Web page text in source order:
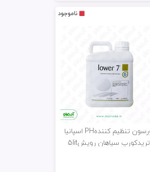
ناموجود
لورسون تنظیم کنندهPH اسپانیا
تریدکورپ سپاهان رویش5lit